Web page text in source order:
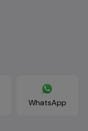
WhatsApp